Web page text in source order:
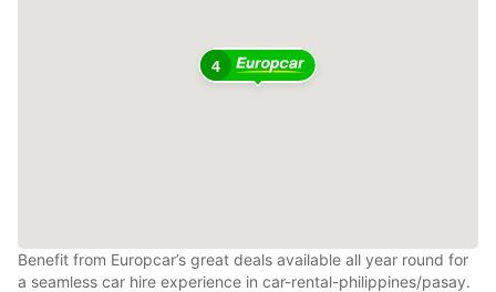
4
Benefit from Europcar’s great deals available all year round for
a seamless car hire experience in car-rental-philippines/pasay.